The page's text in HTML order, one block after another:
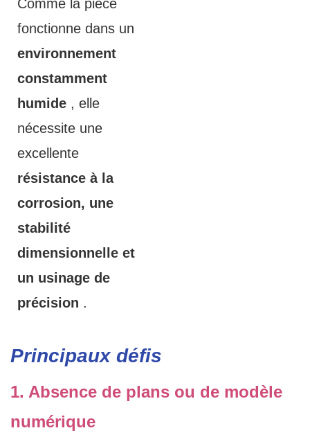
Comme la pièce
fonctionne dans un
environnement
constamment
humide , elle
nécessite une
excellente
résistance à la
corrosion, une
stabilité
dimensionnelle et
un usinage de
précision .
Principaux défis
1. Absence de plans ou de modèle
numérique